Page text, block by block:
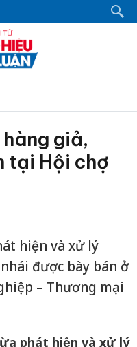
giả,
tại Hội chợ
hiện và xử lý
được bày bán ở
– Thương mại
phát hiện và xử lý